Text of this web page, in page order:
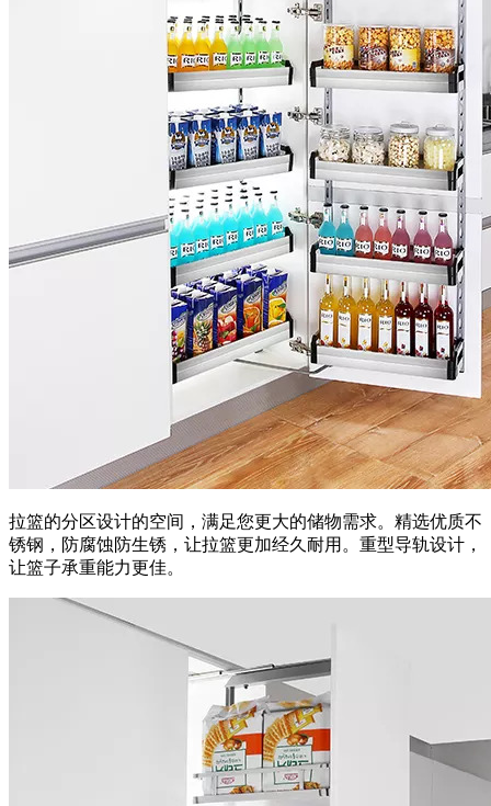
拉篮的分区设计的空间，满足您更大的储物需求。精选优质不
锈钢，防腐蚀防生锈，让拉篮更加经久耐用。重型导轨设计，
让篮子承重能力更佳。